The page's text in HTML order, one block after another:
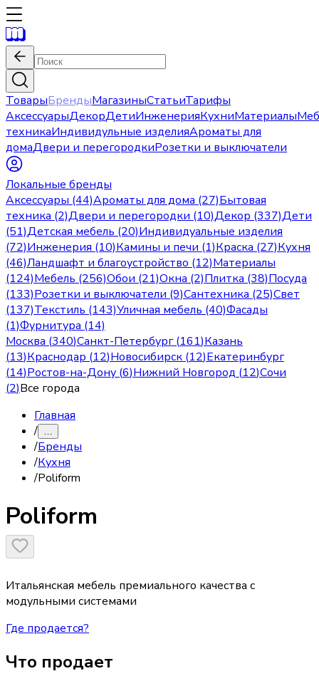
ТоварыБрендыМагазиныСтатьиТарифы
АксессуарыДекорДетиИнженерияКухниМатериалы
техникаИндивидульные изделияАроматы для
домаДвери и перегородкиРозетки и выключатели
Локальные бренды
Аксессуары (44)Ароматы для дома (27)Бытовая
техника (2)Двери и перегородки (10)Декор (337)Дети
(51)Детская мебель (20)Индивидуальные изделия
(72)Инженерия (10)Камины и печи (1)Краска (27)Кухня
(46)Ландшафт и благоустройство (12)Материалы
(124)Мебель (256)Обои (21)Окна (2)Плитка (38)Посуда
(133)Розетки и выключатели (9)Сантехника (25)Свет
(137)Текстиль (143)Уличная мебель (40)Фасады
(1)Фурнитура (14)
Москва (340)Санкт-Петербург(161)Казань
(13)Краснодар (12)Новосибирск (12)Екатеринбург
(14)Ростов-на-Дону (6)Нижний Новгород (12)Сочи
(2)Все города
Главная
/ …
/Бренды
/Кухня
/Poliform
Poliform
Итальянская мебель премиального качества с
модульными системами
Где продается?
Что продает